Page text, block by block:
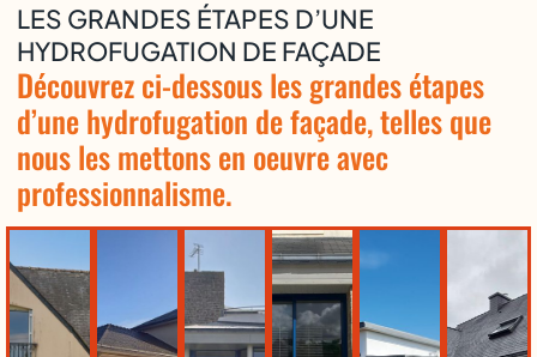
LES GRANDES ÉTAPES D’UNE
HYDROFUGATION DE FAÇADE
Découvrez ci-dessous les grandes étapes
d’une hydrofugation de façade, telles que
nous les mettons en oeuvre avec
professionnalisme.